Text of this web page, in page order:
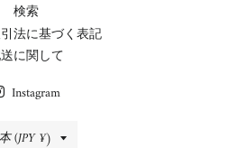
検索
法に基づく表記
に関して
Instagram
(JPY ¥)